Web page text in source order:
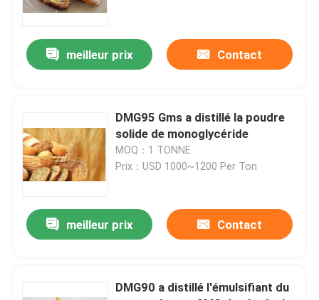
meilleur prix Contact
DMG95 Gms a distillé la poudre
solide de monoglycéride
MOQ：1 TONNE
Prix：USD 1000~1200 Per Ton
meilleur prix Contact
DMG90 a distillé l'émulsifiant du